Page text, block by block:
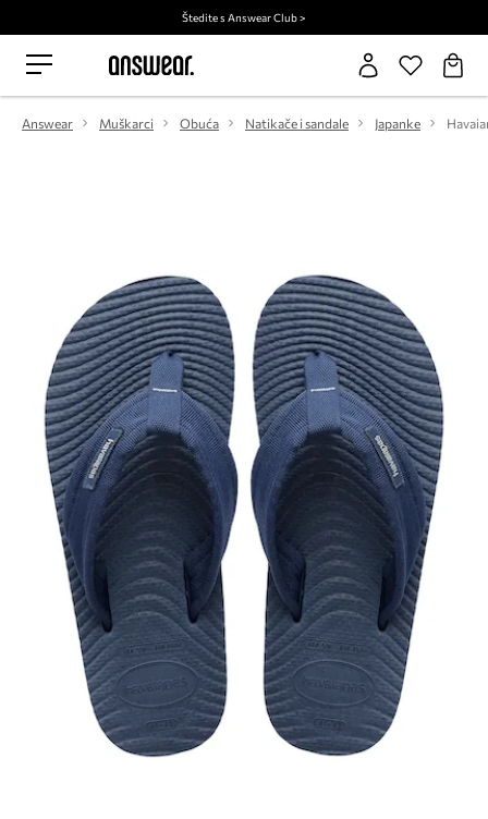
Štedite s Answear Club >
Answear Muškarci Obuća Natikače i sandale Japanke